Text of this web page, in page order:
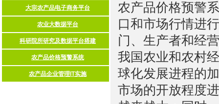
农产品价格预警
口和市场行情进
门、生产者和经
我国农业和农村
球化发展进程的
市场的开放程度